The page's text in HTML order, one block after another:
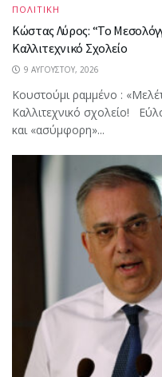
ΠΟΛΙΤΙΚΗ
Κώστας Λύρος: “Το
Καλλιτεχνικό Σχολείο
9 ΑΥΓΟΎΣΤΟΥ, 2026
Κουστούμι ραμμένο :
Καλλιτεχνικό σχολείο!
και «ασύμφορη»...